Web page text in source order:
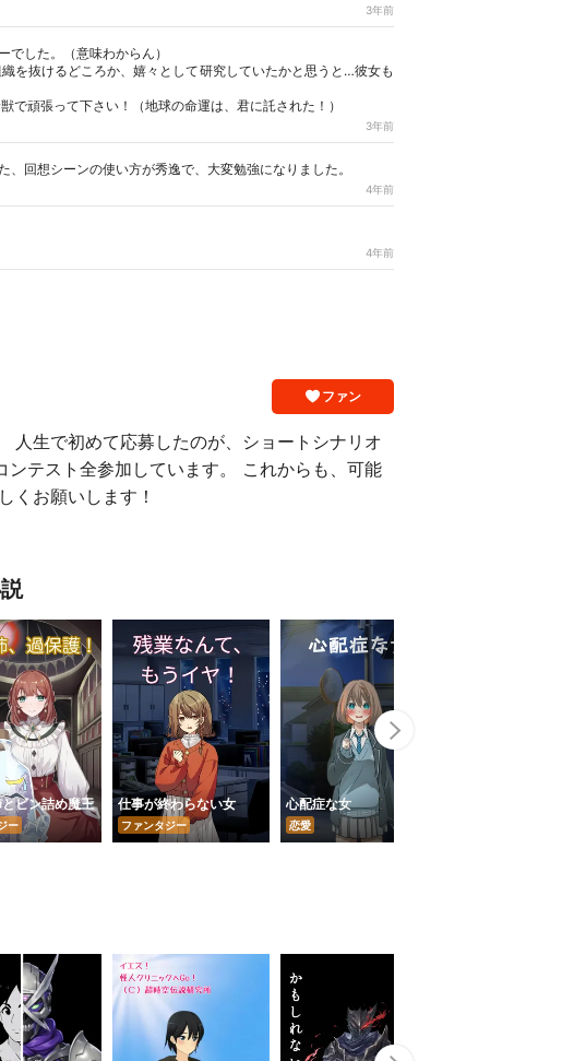
3年前
した。（意味わからん）
を抜けるどころか、嬉々として研究していたかと思うと…彼女も
頑張って下さい！（地球の命運は、君に託された！）
3年前
回想シーンの使い方が秀逸で、大変勉強になりました。
4年前
4年前
ファン
生で初めて応募したのが、ショートシナリオ
ンテスト全参加しています。 これからも、可能
くお願いします！
ビン詰め魔王
ー
仕事が終わらない女
ファンタジー
心配症な女
恋愛